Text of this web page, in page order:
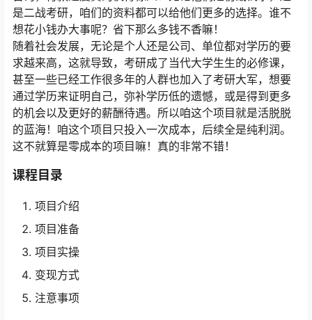
是二战考研，咱们的资料都可以给他们更多的选择。谁不
想花小钱办大事呢？省下那么多钱不香嘛！
随着社会发展，无论是个人还是公司、单位都对学历的要
求越来高，这就导致，考研成了当代大学生生的必修课，
甚至一些已经工作很多年的人群也加入了考研大军，想要
通过学历来证明自己，弥补学历低的遗憾，或是得到更多
的机会以及更好的薪酬待遇。所以咱这个项目就是活脱脱
的蓝海！咱这个项目只投入一次成本，后续全是纯利润。
这不就算是零成本的项目嘛！真的非常不错！
课程目录
项目介绍
项目准备
项目实操
变现方式
注意事项